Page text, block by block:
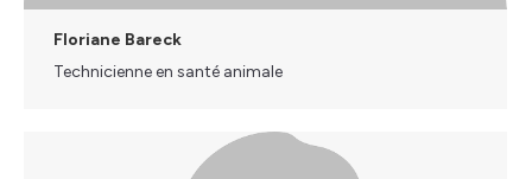
Floriane Bareck
Technicienne en santé animale